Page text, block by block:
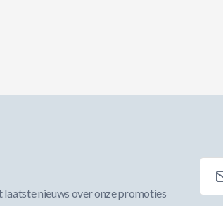
laatste nieuws over onze promoties